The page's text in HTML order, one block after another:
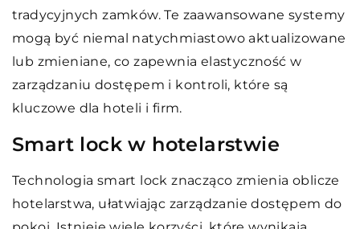
tradycyjnych zamków. Te zaawansowane systemy
mogą być niemal natychmiastowo aktualizowane
lub zmieniane, co zapewnia elastyczność w
zarządzaniu dostępem i kontroli, które są
kluczowe dla hoteli i firm.
Smart lock w hotelarstwie
Technologia smart lock znacząco zmienia oblicze
hotelarstwa, ułatwiając zarządzanie dostępem do